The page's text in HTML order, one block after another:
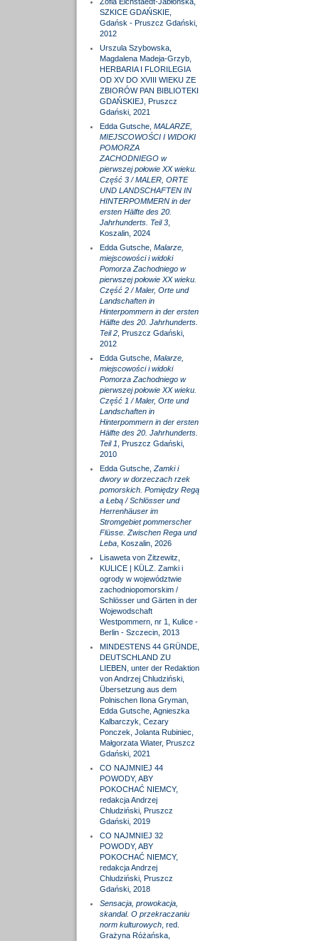
SZKICE GDAŃSKIE,
Gdańsk - Pruszcz Gdański,
2012
Urszula Szybowska,
Magdalena Madeja-Grzyb,
HERBARIA I FLORILEGIA
OD XV DO XVIII WIEKU ZE
ZBIORÓW PAN BIBLIOTEKI
GDAŃSKIEJ, Pruszcz
Gdański, 2021
Edda Gutsche, MALARZE,
MIEJSCOWOŚCI I WIDOKI
POMORZA
ZACHODNIEGO w
pierwszej połowie XX wieku.
Część 3 / MALER, ORTE
UND LANDSCHAFTEN IN
HINTERPOMMERN in der
ersten Hälfte des 20.
Jahrhunderts. Teil 3,
Koszalin, 2024
Edda Gutsche, Malarze,
miejscowości i widoki
Pomorza Zachodniego w
pierwszej połowie XX wieku.
Część 2 / Maler, Orte und
Landschaften in
Hinterpommern in der ersten
Hälfte des 20. Jahrhunderts.
Teil 2, Pruszcz Gdański,
2012
Edda Gutsche, Malarze,
miejscowości i widoki
Pomorza Zachodniego w
pierwszej połowie XX wieku.
Część 1 / Maler, Orte und
Landschaften in
Hinterpommern in der ersten
Hälfte des 20. Jahrhunderts.
Teil 1 , Pruszcz Gdański,
2010
Edda Gutsche, Zamki i
dwory w dorzeczach rzek
pomorskich. Pomiędzy Regą
a Łebą / Schlösser und
Herrenhäuser im
Stromgebiet pommerscher
Flüsse. Zwischen Rega und
Leba, Koszalin, 2026
Lisaweta von Zitzewitz,
KULICE | KÜLZ. Zamki i
ogrody w województwie
zachodniopomorskim /
Schlösser und Gärten in der
Wojewodschaft
Westpommern, nr 1, Kulice -
Berlin - Szczecin, 2013
MINDESTENS 44 GRÜNDE,
DEUTSCHLAND ZU
LIEBEN, unter der Redaktion
von Andrzej Chludziński,
Übersetzung aus dem
Polnischen Ilona Gryman,
Edda Gutsche, Agnieszka
Kalbarczyk, Cezary
Ponczek, Jolanta Rubiniec,
Małgorzata Wiater, Pruszcz
Gdański, 2021
CO NAJMNIEJ 44
POWODY, ABY
POKOCHAĆ NIEMCY,
redakcja Andrzej
Chludziński, Pruszcz
Gdański, 2019
CO NAJMNIEJ 32
POWODY, ABY
POKOCHAĆ NIEMCY,
redakcja Andrzej
Chludziński, Pruszcz
Gdański, 2018
Sensacja, prowokacja,
skandal. O przekraczaniu
norm kulturowych, red.
Grażyna Różańska,